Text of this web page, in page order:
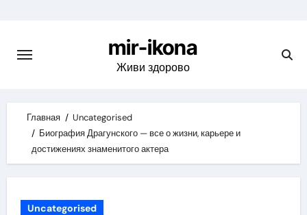
content
mir-ikona
Живи здорово
Главная
Uncategorised
Биография Драгунского — все о жизни, карьере и
достижениях знаменитого актера
Uncategorised